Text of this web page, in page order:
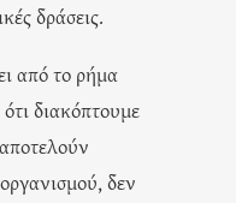
δράσεις.
από το ρήμα
διακόπτουμε
δεν